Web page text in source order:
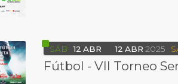
SÁB 12 ABR 12 ABR 2025
Fútbol - VII Torneo